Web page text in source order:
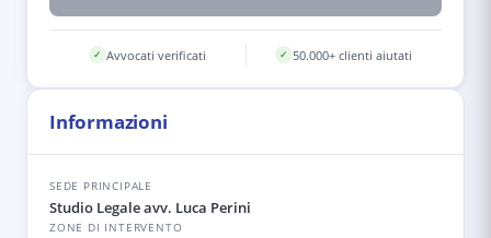
✓ Avvocati verificati ✓ 50.000+ clienti aiutati
Informazioni
SEDE PRINCIPALE
Studio Legale avv. Luca Perini
ZONE DI INTERVENTO